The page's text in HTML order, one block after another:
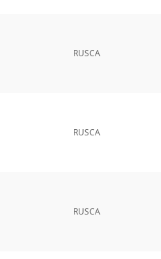
RUSCA
RUSCA
RUSCA